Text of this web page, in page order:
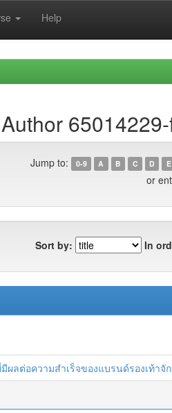
Help
Jump to: 0-9 A B C D E
or
Sort by: In
ผลต่อความสำเร็จของแบรนด์รองเท้าจั